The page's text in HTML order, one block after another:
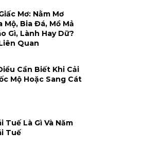
Mơ: Nằm Mơ
Mộ, Bia Đá, Mồ Mả
Gì, Lành Hay Dữ?
Quan
Cần Biết Khi Cải
Mộ Hoặc Sang Cát
Tuế Là Gì Và Năm
Tuế